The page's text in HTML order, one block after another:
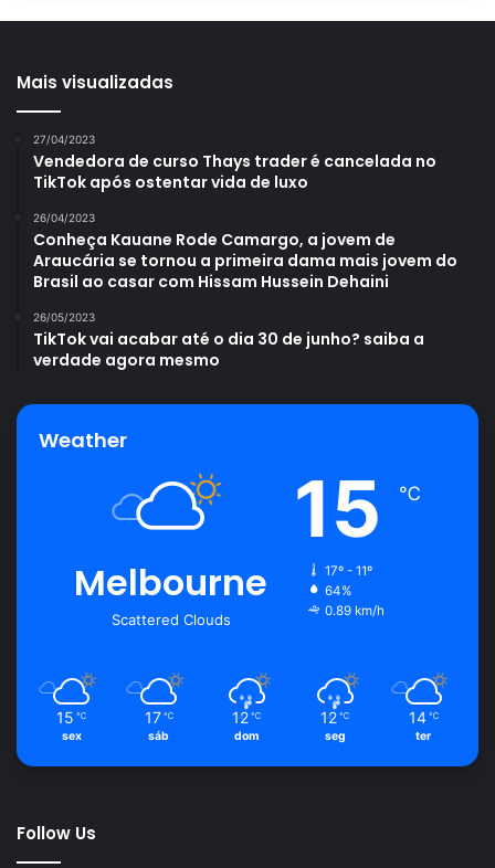
Mais visualizadas
27/04/2023
Vendedora de curso Thays trader é cancelada no
TikTok após ostentar vida de luxo
26/04/2023
Conheça Kauane Rode Camargo, a jovem de
Araucária se tornou a primeira dama mais jovem do
Brasil ao casar com Hissam Hussein Dehaini
26/05/2023
TikTok vai acabar até o dia 30 de junho? saiba a
verdade agora mesmo
Weather
Melbourne
Scattered Clouds
15 ℃
17º - 11º
64%
0.89 km/h
15 ℃
sex
17 ℃
sáb
12 ℃
dom
12 ℃
seg
14 ℃
ter
Follow Us